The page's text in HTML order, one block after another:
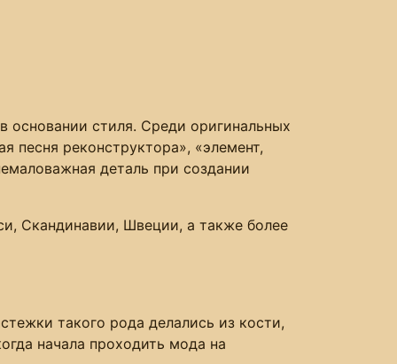
основании стиля. Среди оригинальных
песня реконструктора», «элемент,
деталь при создании
Скандинавии, Швеции, а также более
такого рода делались из кости,
начала проходить мода на